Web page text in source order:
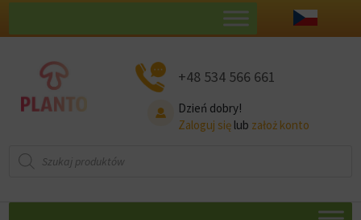
+48 534 566 661
Dzień dobry!
Zaloguj sięlub założ konto
Wyszukiwarka
produktów